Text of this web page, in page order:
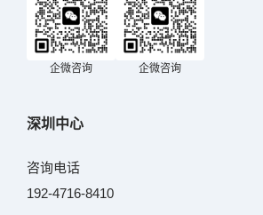
企微咨询 企微咨询
深圳中心
咨询电话
192-4716-8410